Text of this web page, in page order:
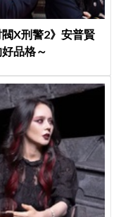
閥X刑警2》安普賢
品格～